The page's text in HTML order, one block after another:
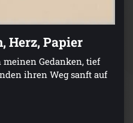
Herz, Papier
meinen Gedanken, tief
ihren Weg sanft auf